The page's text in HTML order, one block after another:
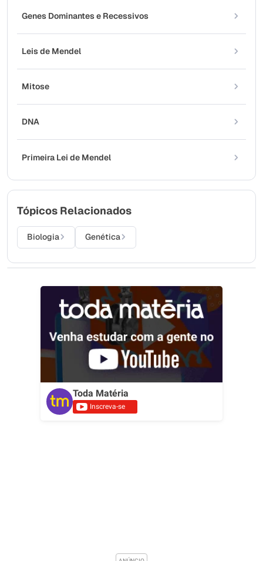
Genes Dominantes e Recessivos
Leis de Mendel
Mitose
DNA
Primeira Lei de Mendel
Tópicos Relacionados
Biologia Genética
Toda Matéria
Inscreva-se